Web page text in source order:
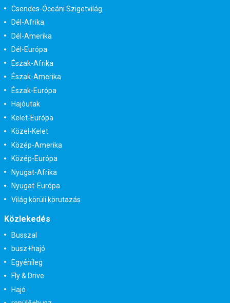
Csendes-Óceáni Szigetvilág
Dél-Afrika
Dél-Amerika
Dél-Európa
Észak-Afrika
Észak-Amerika
Észak-Európa
Hajóutak
Kelet-Európa
Közel-Kelet
Közép-Amerika
Közép-Európa
Nyugat-Afrika
Nyugat-Európa
Világ körüli körutazás
Közlekedés
Busszal
busz+hajó
Egyénileg
Fly & Drive
Hajó